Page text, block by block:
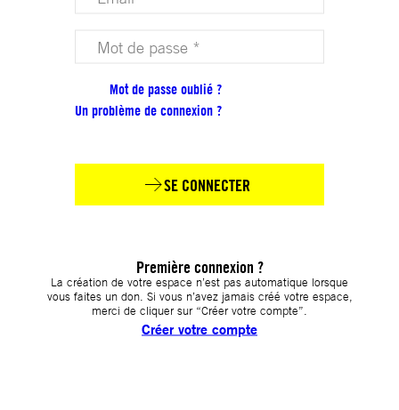
Votre mot de passe (obligatoire)
Mot de passe oublié ?
Un problème de connexion ?
SE CONNECTER
Première connexion ?
La création de votre espace n’est pas automatique lorsque
vous faites un don. Si vous n’avez jamais créé votre espace,
merci de cliquer sur “Créer votre compte”.
Créer votre compte